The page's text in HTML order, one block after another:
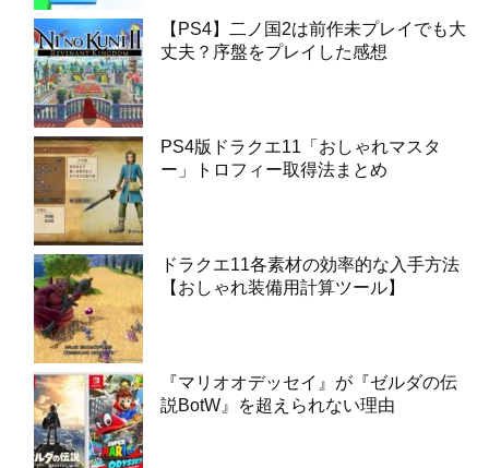
【PS4】二ノ国2は前作未プレイでも大
丈夫？序盤をプレイした感想
PS4版ドラクエ11「おしゃれマスタ
ー」トロフィー取得法まとめ
ドラクエ11各素材の効率的な入手方法
【おしゃれ装備用計算ツール】
『マリオオデッセイ』が『ゼルダの伝
説BotW』を超えられない理由